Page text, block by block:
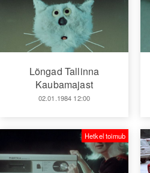
Lõngad Tallinna
Kaubamajast
02.01.1984 12:00
Hetkel toimub